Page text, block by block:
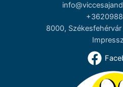
8000,